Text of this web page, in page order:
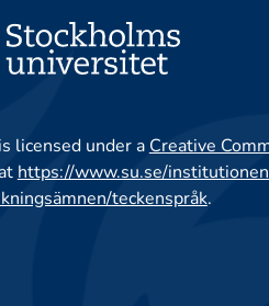
licensed under a Creative
https://www.su.se/
teckenspråk.